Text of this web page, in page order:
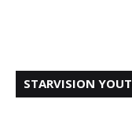
STARVISION